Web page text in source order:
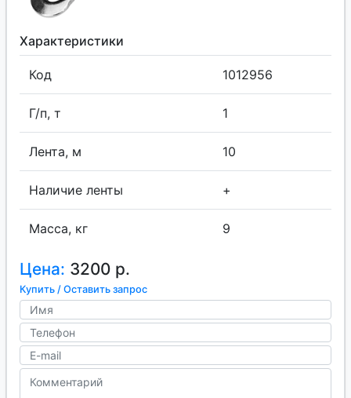
Характеристики
Код 1012956
Г/п, т 1
Лента, м 10
Наличие ленты +
Масса, кг 9
Цена: 3200 р.
Купить / Оставить запрос